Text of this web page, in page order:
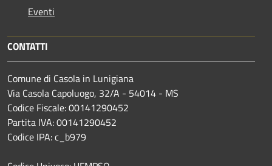
Eventi
CONTATTI
Comune di Casola in Lunigiana
Via Casola Capoluogo, 32/A - 54014 - MS
Codice Fiscale: 00141290452
Partita IVA: 00141290452
Codice IPA: c_b979